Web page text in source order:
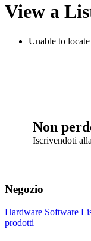
View a
Unable to
Non
Iscrivendoti
Negozio
Hardware Software
prodotti